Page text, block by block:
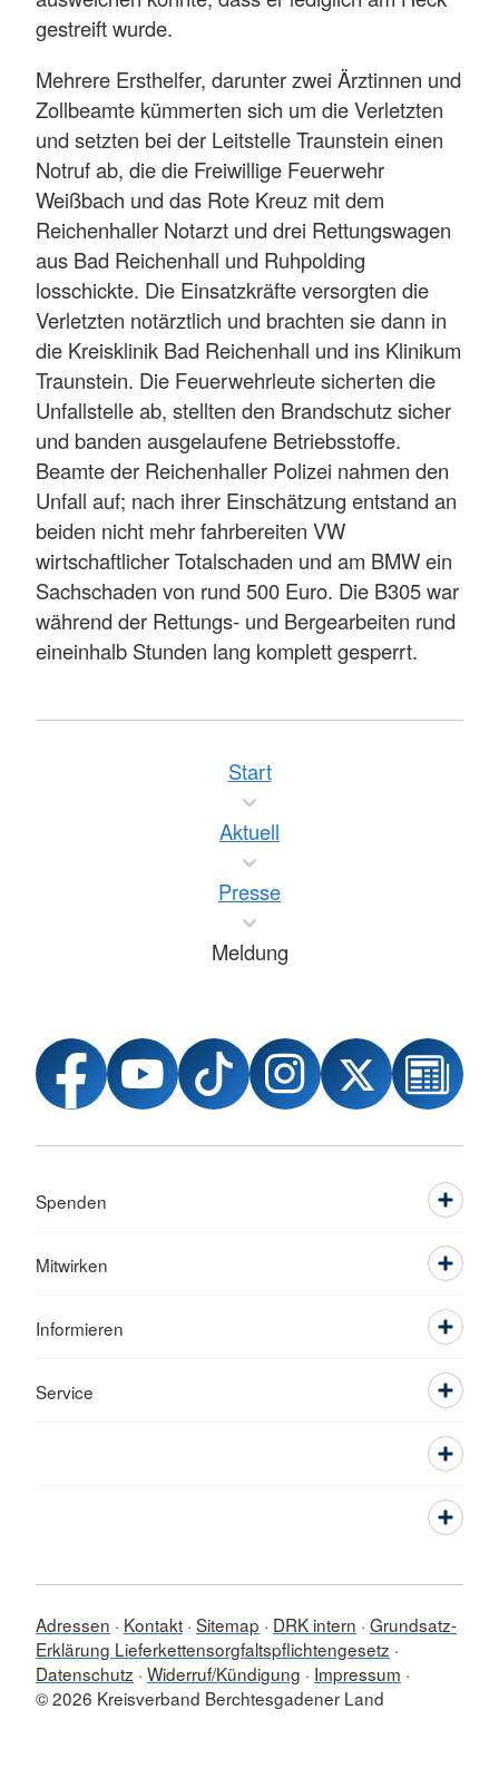
gestreift wurde.
Mehrere Ersthelfer, darunter zwei Ärztinnen und
Zollbeamte kümmerten sich um die Verletzten
und setzten bei der Leitstelle Traunstein einen
Notruf ab, die die Freiwillige Feuerwehr
Weißbach und das Rote Kreuz mit dem
Reichenhaller Notarzt und drei Rettungswagen
aus Bad Reichenhall und Ruhpolding
losschickte. Die Einsatzkräfte versorgten die
Verletzten notärztlich und brachten sie dann in
die Kreisklinik Bad Reichenhall und ins Klinikum
Traunstein. Die Feuerwehrleute sicherten die
Unfallstelle ab, stellten den Brandschutz sicher
und banden ausgelaufene Betriebsstoffe.
Beamte der Reichenhaller Polizei nahmen den
Unfall auf; nach ihrer Einschätzung entstand an
beiden nicht mehr fahrbereiten VW
wirtschaftlicher Totalschaden und am BMW ein
Sachschaden von rund 500 Euro. Die B305 war
während der Rettungs- und Bergearbeiten rund
eineinhalb Stunden lang komplett gesperrt.
Start
Aktuell
Presse
Meldung
Spenden
Mitwirken
Informieren
Service
Adressen Kontakt Sitemap DRK intern Grundsatz-
Erklärung Lieferkettensorgfaltspflichtengesetz
Datenschutz Widerruf/Kündigung
Impressum
© 2026 Kreisverband Berchtesgadener Land